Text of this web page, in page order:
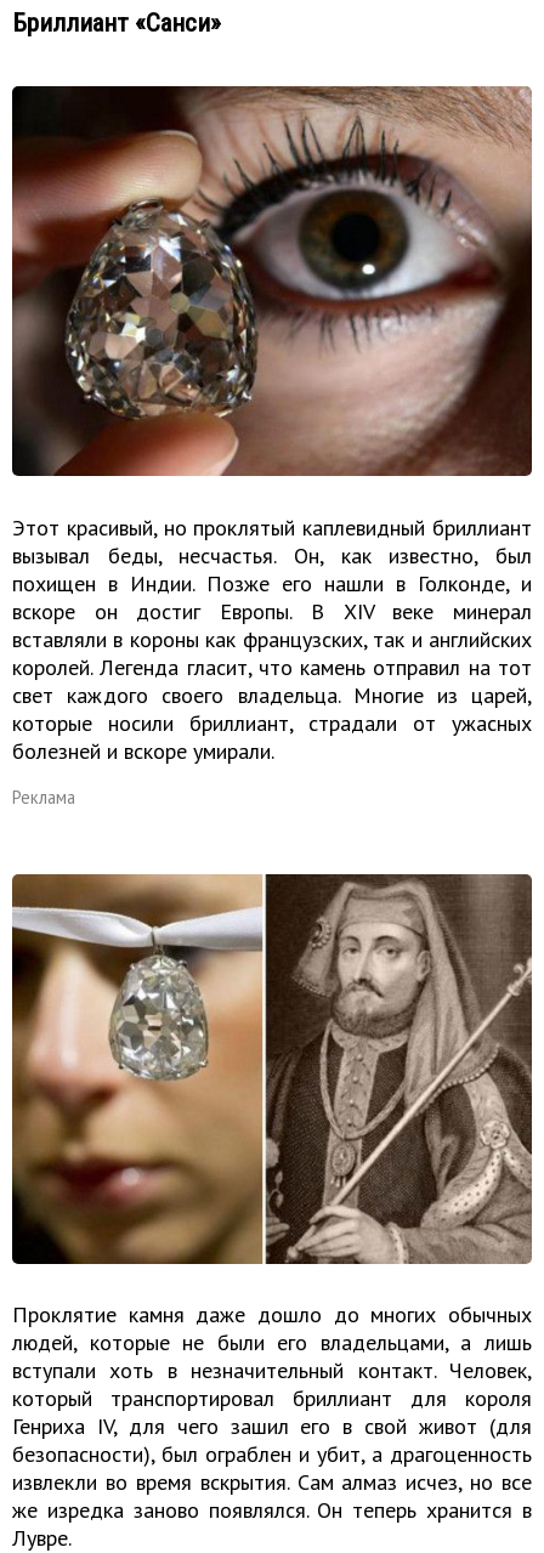
Бриллиант «Санси»
Этот красивый, но проклятый каплевидный бриллиант
вызывал беды, несчастья. Он, как известно, был
похищен в Индии. Позже его нашли в Голконде, и
вскоре он достиг Европы. В XIV веке минерал
вставляли в короны как французских, так и английских
королей. Легенда гласит, что камень отправил на тот
свет каждого своего владельца. Многие из царей,
которые носили бриллиант, страдали от ужасных
болезней и вскоре умирали.
Реклама
Проклятие камня даже дошло до многих обычных
людей, которые не были его владельцами, а лишь
вступали хоть в незначительный контакт. Человек,
который транспортировал бриллиант для короля
Генриха IV, для чего зашил его в свой живот (для
безопасности), был ограблен и убит, а драгоценность
извлекли во время вскрытия. Сам алмаз исчез, но все
же изредка заново появлялся. Он теперь хранится в
Лувре.